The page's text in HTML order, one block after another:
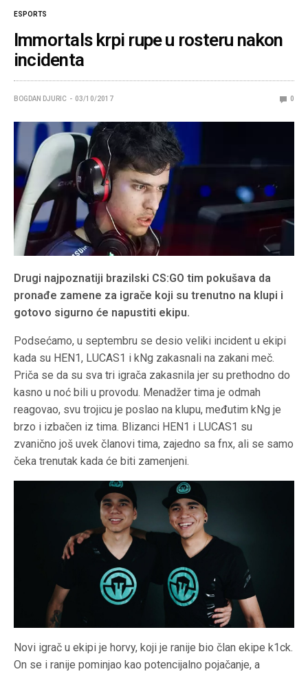
ESPORTS
Immortals krpi rupe u rosteru nakon
incidenta
BOGDAN DJURIC 03/10/2017 0
Drugi najpoznatiji brazilski CS:GO tim pokušava da
pronađe zamene za igrače koji su trenutno na klupi i
gotovo sigurno će napustiti ekipu.
Podsećamo, u septembru se desio veliki incident u ekipi
kada su HEN1, LUCAS1 i kNg zakasnali na zakani meč.
Priča se da su sva tri igrača zakasnila jer su prethodno do
kasno u noć bili u provodu. Menadžer tima je odmah
reagovao, svu trojicu je poslao na klupu, međutim kNg je
brzo i izbačen iz tima. Blizanci HEN1 i LUCAS1 su
zvanično još uvek članovi tima, zajedno sa fnx, ali se samo
čeka trenutak kada će biti zamenjeni.
Novi igrač u ekipi je horvy, koji je ranije bio član ekipe k1ck.
On se i ranije pominjao kao potencijalno pojačanje, a